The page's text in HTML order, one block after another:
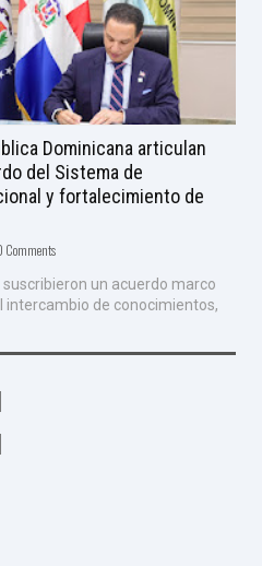
Dominicana articulan
del Sistema de
y fortalecimiento de
un acuerdo marco
intercambio de conocimientos,